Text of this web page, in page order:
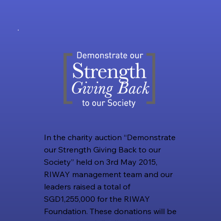
In the charity auction “Demonstrate
our Strength Giving Back to our
Society” held on 3rd May 2015,
RIWAY management team and our
leaders raised a total of
SGD1,255,000 for the RIWAY
Foundation. These donations will be